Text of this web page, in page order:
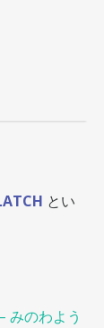
とい
みのわよう